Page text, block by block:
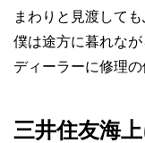
まわりと見渡して
僕は途方に暮れな
ディーラーに修理の
三井住友海